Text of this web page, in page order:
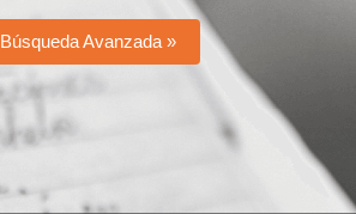
Búsqueda Avanzada »